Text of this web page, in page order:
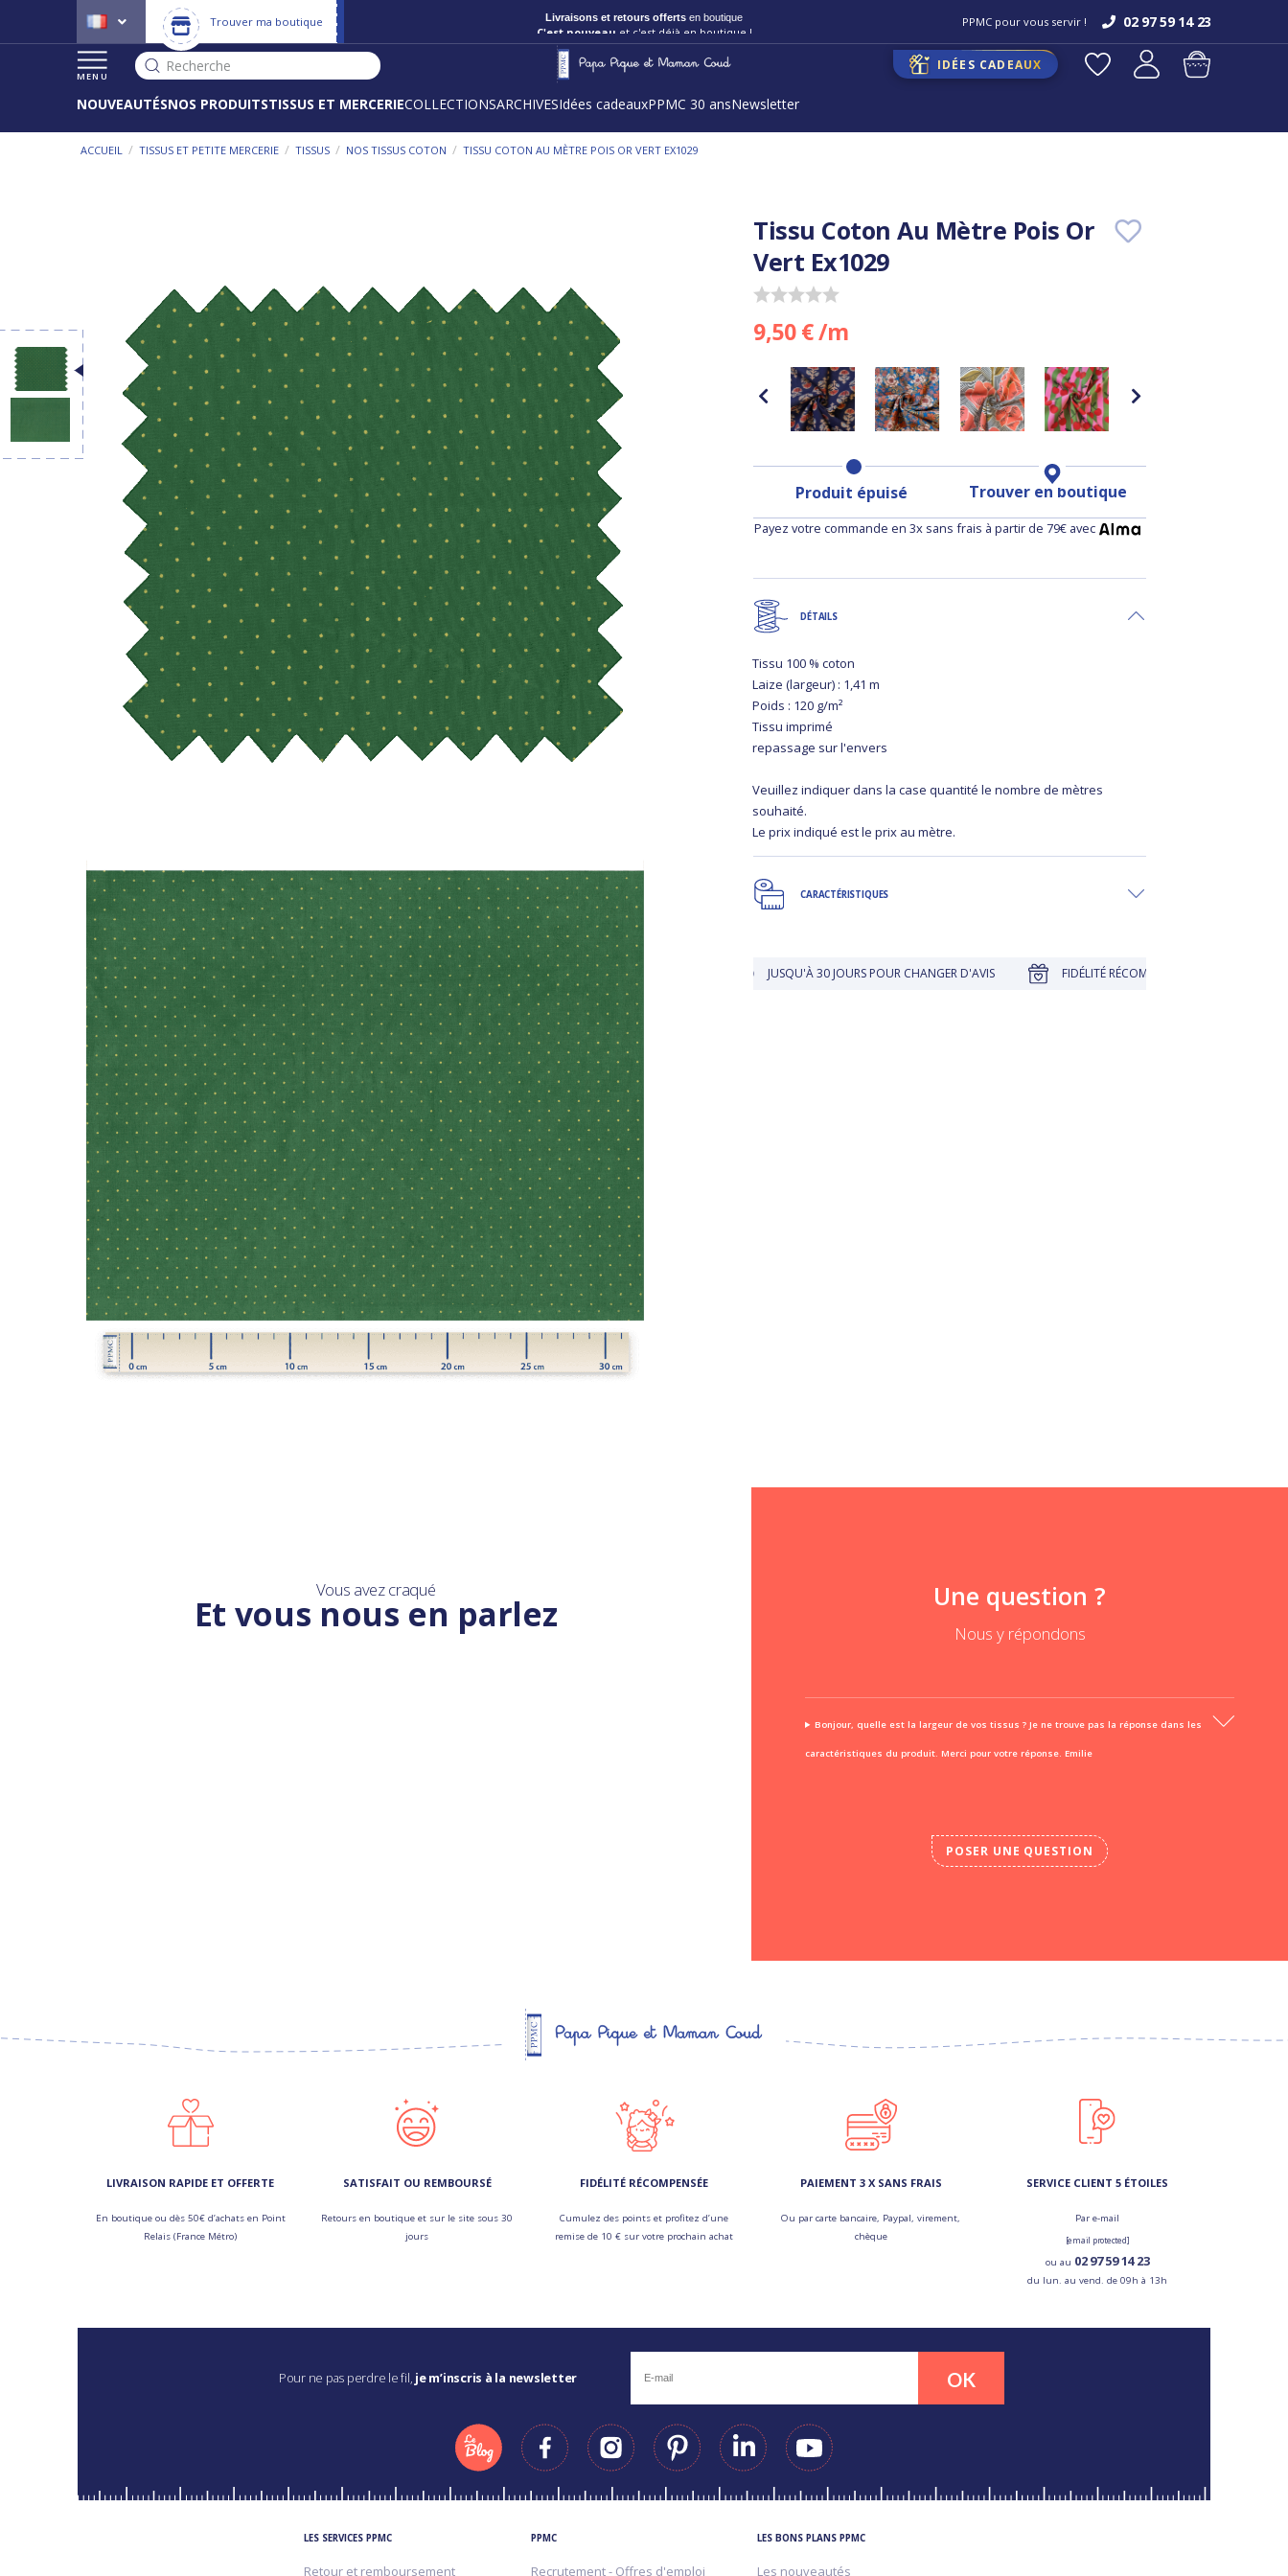
Trouver ma boutique Livraisons et retours offerts en boutique
C'est nouveau et c'est déjà en boutique !
PPMC pour vous servir ! 02 97 59 14 23
MENU
Recherche IDÉES CADEAUX
NOUVEAUTÉSNOS PRODUITSTISSUS ET MERCERIECOLLECTIONSARCHIVESIdées cadeauxPPMC 30 ansNewsletter
ACCUEIL / TISSUS ET PETITE MERCERIE / TISSUS / NOS TISSUS COTON / TISSU COTON AU MÈTRE POIS OR VERT EX1029
Tissu Coton Au Mètre Pois Or
Vert Ex1029
9,50 € /m
Produit épuisé Trouver en boutique
Payez votre commande en 3x sans frais à partir de 79€ avec
DÉTAILS
Tissu 100 % coton
Laize (largeur) : 1,41 m
Poids : 120 g/m²
Tissu imprimé
repassage sur l'envers
Veuillez indiquer dans la case quantité le nombre de mètres
souhaité.
Le prix indiqué est le prix au mètre.
CARACTÉRISTIQUES
LIVRAISON OFFERTE EN BOUTIQUE JUSQU'À 30 JOURS POUR CHANGER D'AVIS FIDÉLITÉ RÉCOMPENSÉE
Vous avez craqué
Et vous nous en parlez Une question ?
Nous y répondons
Bonjour, quelle est la largeur de vos tissus ? Je ne trouve pas la réponse dans les
caractéristiques du produit. Merci pour votre réponse. Emilie
POSER UNE QUESTION
LIVRAISON RAPIDE ET OFFERTE
En boutique ou dès 50€ d’achats en Point
Relais (France Métro)
SATISFAIT OU REMBOURSÉ
Retours en boutique et sur le site sous 30
jours
FIDÉLITÉ RÉCOMPENSÉE
Cumulez des points et profitez d’une
remise de 10 € sur votre prochain achat
PAIEMENT 3 X SANS FRAIS
Ou par carte bancaire, Paypal, virement,
chèque
SERVICE CLIENT 5 ÉTOILES
Par e-mail
[email protected]
ou au 02 97 59 14 23
du lun. au vend. de 09h à 13h
Pour ne pas perdre le fil, je m’inscris à la newsletter OK
LES SERVICES PPMC
Retour et remboursement
PPMC
Recrutement - Offres d'emploi
LES BONS PLANS PPMC
Les nouveautés